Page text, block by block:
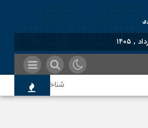
شناختیک| ۸۶ درصد مهاجران حامی ایران در جنگ؛ ۷۵ درصد مهاجران دولت چهاردهم را خیرخواه خود نمی‌دانند